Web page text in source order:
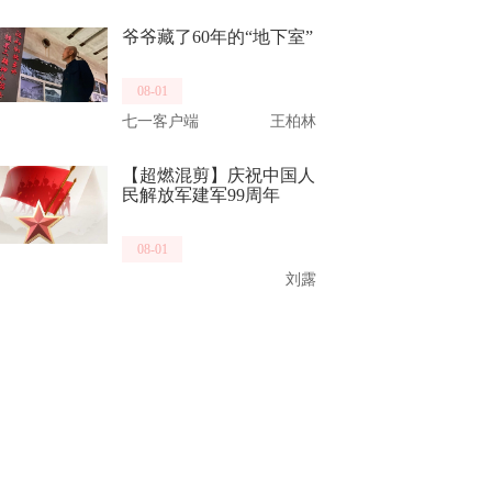
爷爷藏了60年的“地下室”
08-01
七一客户端 王柏林
【超燃混剪】庆祝中国人
民解放军建军99周年
08-01
刘露